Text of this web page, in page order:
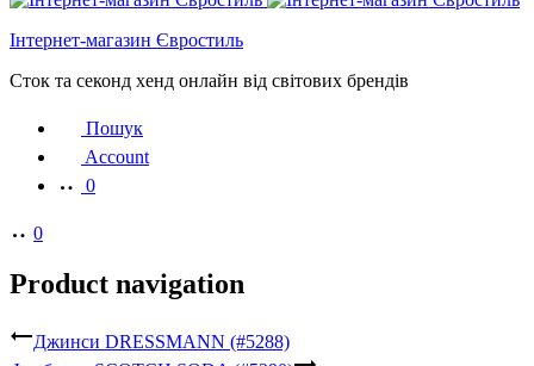
Інтернет-магазин Євростиль
Сток та секонд хенд онлайн від світових брендів
Пошук
Account
0
0
Product navigation
Джинси DRESSMANN (#5288)